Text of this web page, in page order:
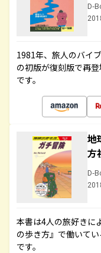
D-
1981年、旅人のバイ
の初版が復刻版で再
です。
地
方
D-
本書は4人の旅好きに
の歩き方』で働いて
です。